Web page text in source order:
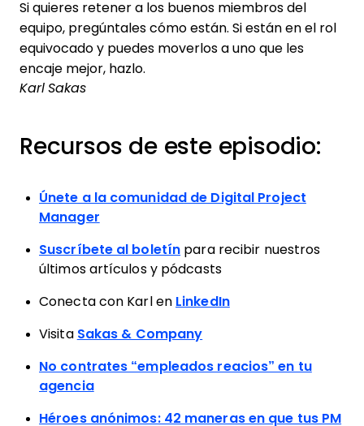
Si quieres retener a los buenos miembros del
equipo, pregúntales cómo están. Si están en el rol
equivocado y puedes moverlos a uno que les
encaje mejor, hazlo.
Karl Sakas
Recursos de este episodio:
Únete a la comunidad de Digital Project
Manager
Suscríbete al boletín para recibir nuestros
últimos artículos y pódcasts
Conecta con Karl en LinkedIn
Visita Sakas & Company
No contrates “empleados reacios” en tu
agencia
Héroes anónimos: 42 maneras en que tus PM